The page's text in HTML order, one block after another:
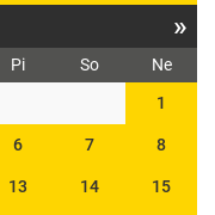
»
Pi So
Ne
1
6 7 8
13 14 15